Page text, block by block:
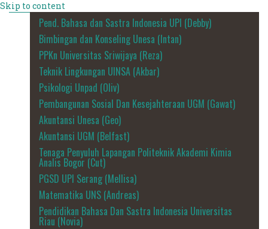
Skip to content
Pend. Bahasa dan Sastra Indonesia UPI (Debby)
Bimbingan dan Konseling Unesa (Intan)
PPKn Universitas Sriwijaya (Reza)
Teknik Lingkungan UINSA (Akbar)
Psikologi Unpad (Oliv)
Pembangunan Sosial Dan Kesejahteraan UGM (Gawat)
Akuntansi Unesa (Geo)
Akuntansi UGM (Belfast)
Tenaga Penyuluh Lapangan Politeknik Akademi Kimia
Analis Bogor (Cut)
PGSD UPI Serang (Mellisa)
Matematika UNS (Andreas)
Pendidikan Bahasa Dan Sastra Indonesia Universitas
Riau (Novia)